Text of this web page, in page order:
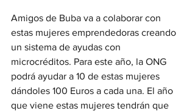
Amigos de Buba va a colaborar con
estas mujeres emprendedoras creando
un sistema de ayudas con
microcréditos. Para este año, la ONG
podrá ayudar a 10 de estas mujeres
dándoles 100 Euros a cada una. El año
que viene estas mujeres tendrán que